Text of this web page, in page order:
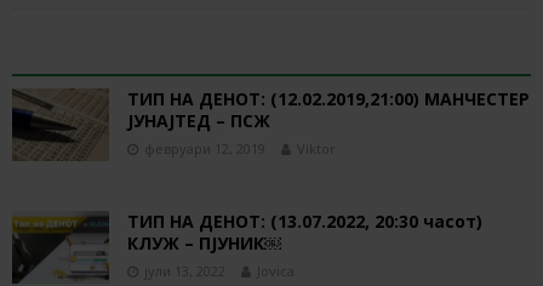
ТИП НА ДЕНОТ: (12.02.2019,21:00) МАНЧЕСТЕР
ЈУНАЈТЕД – ПСЖ
февруари 12, 2019 Viktor
ТИП НА ДЕНОТ: (13.07.2022, 20:30 часот)
КЛУЖ – ПЈУНИК￼
јули 13, 2022 Jovica